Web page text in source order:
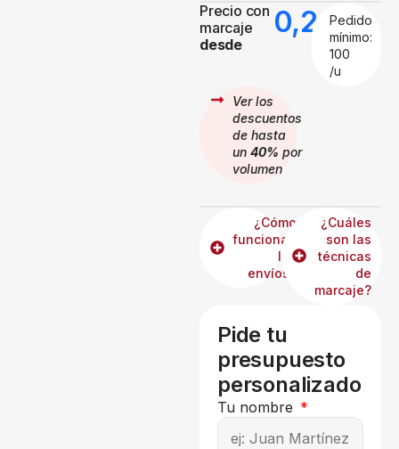
Precio con
marcaje
desde
0,24€
Pedido
mínimo:
100
/u
Ver los
descuentos
de hasta
un 40% por
volumen
¿Cómo
funcionan
los
envíos?
¿Cuáles
son las
técnicas
de
marcaje?
Pide tu
presupuesto
personalizado
Tu nombre